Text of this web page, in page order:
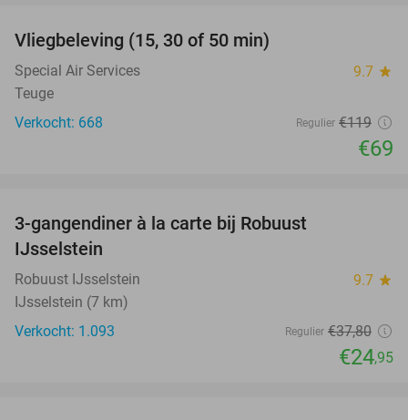
Vliegbeleving (15, 30 of 50 min)
Special Air Services 9.7 star
Teuge
Verkocht: 668
Regulier €119
€69
3-gangendiner à la carte bij Robuust
IJsselstein
Robuust IJsselstein 9.7 star
IJsselstein (7 km)
Verkocht: 1.093
Regulier €37,80
€24,95